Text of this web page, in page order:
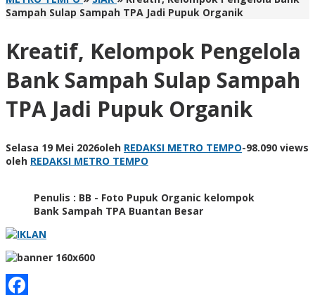
Sampah Sulap Sampah TPA Jadi Pupuk Organik
Kreatif, Kelompok Pengelola
Bank Sampah Sulap Sampah
TPA Jadi Pupuk Organik
Selasa 19 Mei 2026oleh REDAKSI METRO TEMPO-98.090 views
oleh REDAKSI METRO TEMPO
Penulis : BB - Foto Pupuk Organic kelompok
Bank Sampah TPA Buantan Besar